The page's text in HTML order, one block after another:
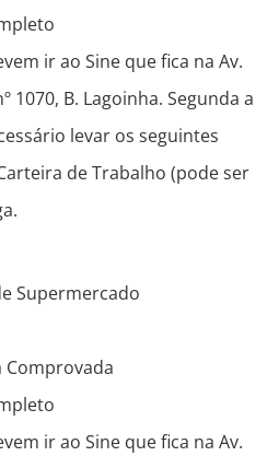
ir ao Sine que fica na Av.
1070, B. Lagoinha. Segunda a
levar os seguintes
de Trabalho (pode ser
Supermercado
Comprovada
ir ao Sine que fica na Av.